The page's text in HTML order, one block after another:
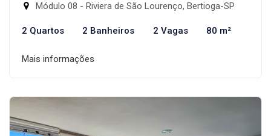
Módulo 08 - Riviera de São Lourenço, Bertioga-SP
2 Quartos 2 Banheiros 2 Vagas 80 m²
Mais informações